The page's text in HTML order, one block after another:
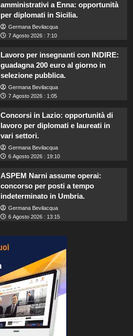
amministrativi a Enna: opportunità
per diplomati in Sicilia.
Germana Bevilacqua
7 Agosto 2026 : 7:10
Lavoro per insegnanti con INDIRE:
guadagna 200 euro al giorno in
selezione pubblica.
Germana Bevilacqua
7 Agosto 2026 : 1:05
Concorsi in Lazio: opportunità di
lavoro per diplomati e laureati in
vari settori.
Germana Bevilacqua
6 Agosto 2026 : 19:10
ASPEM Narni assume operai:
concorso per posti a tempo
indeterminato in Umbria.
Germana Bevilacqua
6 Agosto 2026 : 13:15